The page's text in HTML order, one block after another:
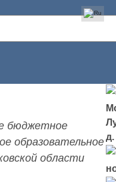
бюджетное
образовательное
области
д.